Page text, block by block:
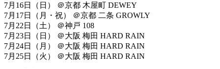
7月16日（日） ＠京都 木屋町 DEWEY
7月17日（月・祝） ＠京都 二条 GROWLY
7月22日（土） ＠神戸 108
7月23日（日） ＠大阪 梅田 HARD RAIN
7月24日（月） ＠大阪 梅田 HARD RAIN
7月25日（火） ＠大阪 梅田 HARD RAIN